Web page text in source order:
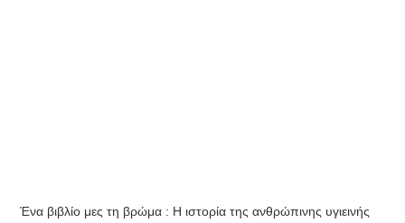
Ένα βιβλίο μες τη βρώμα : Η ιστορία της ανθρώπινης υγιεινής